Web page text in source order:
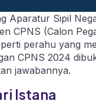
Aparatur Sipil
CPNS (Calon
perahu yang
CPNS 2024
jawabannya.
Istana